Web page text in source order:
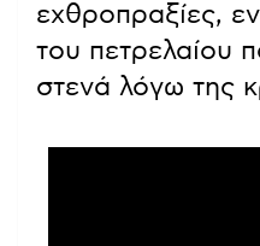
εχθροπραξίες,
του πετρελαίου
στενά λόγω της